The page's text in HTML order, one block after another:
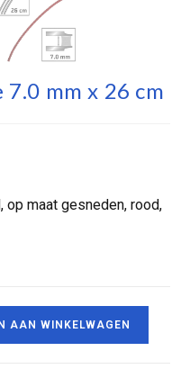
mm x 26 cm
op maat gesneden, rood,
AAN WINKELWAGEN